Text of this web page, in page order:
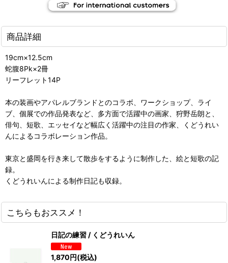
商品詳細
19cm×12.5cm
蛇腹8Pk×2冊
リーフレット14P
本の装画やアパレルブランドとのコラボ、ワークショップ、ライ
ブ、個展での作品発表など、多方面で活躍中の画家、狩野岳朗と、
俳句、短歌、エッセイなど幅広く活躍中の注目の作家、くどうれい
んによるコラボレーション作品。
東京と盛岡を行き来して散歩をするように制作した、絵と短歌の記
録。
くどうれいんによる制作日記も収録。
こちらもおススメ！
日記の練習 / くどうれいん
1,870円(税込)